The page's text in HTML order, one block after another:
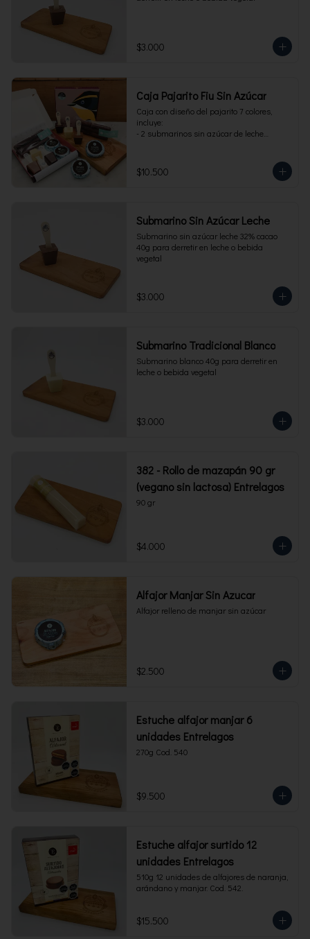
$3.000
Caja Pajarito Fiu Sin Azúcar
Caja con diseño del pajarito 7 colores,
incluye:
- 2 submarinos sin azúcar de leche
$10.500
Submarino Sin Azúcar Leche
Submarino sin azúcar leche 32% cacao
40g para derretir en leche o bebida
vegetal
$3.000
Submarino Tradicional Blanco
Submarino blanco 40g para derretir en
leche o bebida vegetal
$3.000
382 - Rollo de mazapán 90 gr
(vegano sin lactosa) Entrelagos
90 gr
$4.000
Alfajor Manjar Sin Azucar
Alfajor relleno de manjar sin azúcar
$2.500
Estuche alfajor manjar 6
unidades Entrelagos
270g Cod. 540
$9.500
Estuche alfajor surtido 12
unidades Entrelagos
510g 12 unidades de alfajores de naranja,
arándano y manjar. Cod. 542.
$15.500